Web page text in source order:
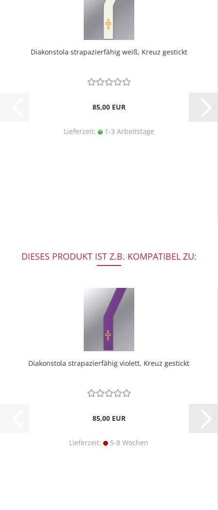
Diakonstola strapazierfähig weiß, Kreuz gestickt
85,00 EUR
Lieferzeit: 1-3 Arbeitstage
DIESES PRODUKT IST Z.B. KOMPATIBEL ZU:
Diakonstola strapazierfähig violett, Kreuz gestickt
85,00 EUR
Lieferzeit: 5-8 Wochen